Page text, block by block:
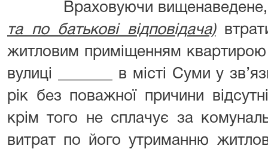
Враховуючи вищенаведене,
та по батькові відповідача)
житловим приміщенням
вулиці _______ в місті Суми у
рік без поважної причини
крім того не сплачує за
витрат по його утриманню